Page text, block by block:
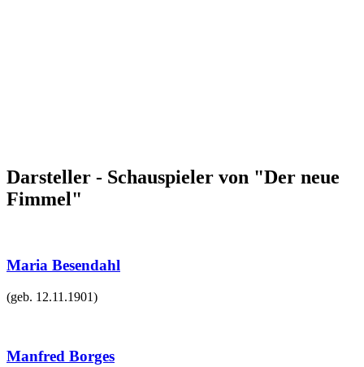
Darsteller - Schauspieler von "Der neue
Fimmel"
Maria Besendahl
(geb. 12.11.1901)
Manfred Borges